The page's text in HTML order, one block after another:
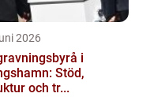
2026
i
Stöd,
och tr...